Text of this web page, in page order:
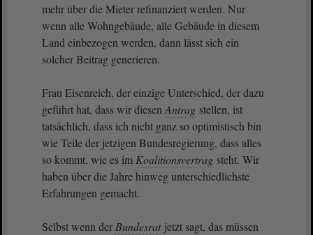
mehr über die Mieter refinanziert werden. Nur
wenn alle Wohngebäude, alle Gebäude in diesem
Land einbezogen werden, dann lässt sich ein
solcher Beitrag generieren.
Frau Eisenreich, der einzige Unterschied, der dazu
geführt hat, dass wir diesen Antrag stellen, ist
tatsächlich, dass ich nicht ganz so optimistisch bin
wie Teile der jetzigen Bundesregierung, dass alles
so kommt, wie es im Koalitionsvertrag steht. Wir
haben über die Jahre hinweg unterschiedlichste
Erfahrungen gemacht.
Selbst wenn der Bundesrat jetzt sagt, das müssen